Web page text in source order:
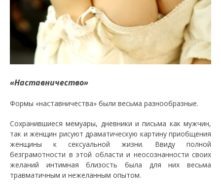
«Наставничество»
Формы «наставничества» были весьма разнообразные.
Сохранившиеся мемуары, дневники и письма как мужчин,
так и женщин рисуют драматическую картину приобщения
женщины к сексуальной жизни. Ввиду полной
безграмотности в этой области и неосознанности своих
желаний интимная близость была для них весьма
травматичным и нежеланным опытом.